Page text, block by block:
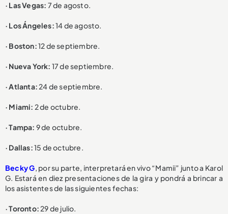
· Las Vegas: 7 de agosto.
· Los Ángeles:14 de agosto.
· Boston:12 de septiembre.
· Nueva York: 17 de septiembre.
· Atlanta: 24 de septiembre.
· Miami: 2 de octubre.
· Tampa: 9 de octubre.
· Dallas:15 de octubre.
Becky G, por su parte, interpretará en vivo “Mamii” junto a Karol
G. Estará en diez presentaciones de la gira y pondrá a brincar a
los asistentes de las siguientes fechas:
· Toronto: 29 de julio.